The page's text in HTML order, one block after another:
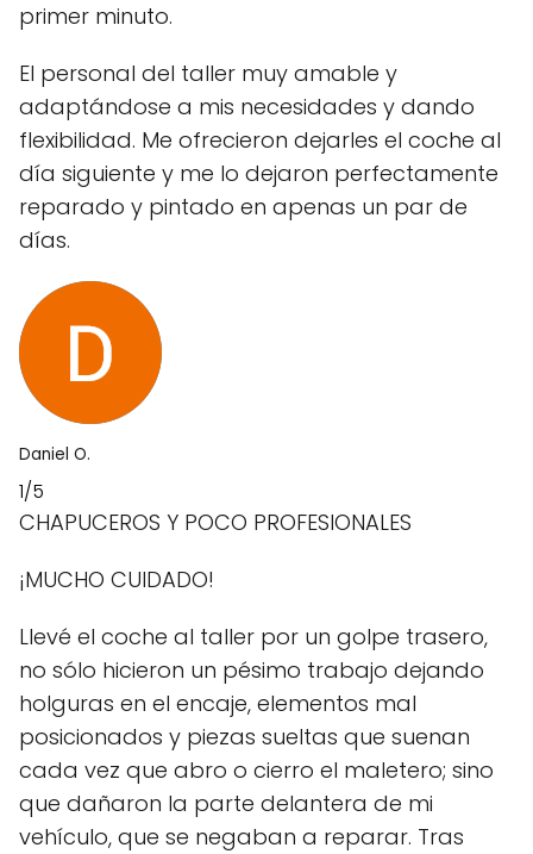
primer minuto.
El personal del taller muy amable y
adaptándose a mis necesidades y dando
flexibilidad. Me ofrecieron dejarles el coche al
día siguiente y me lo dejaron perfectamente
reparado y pintado en apenas un par de
días.
Daniel O.
1/5
CHAPUCEROS Y POCO PROFESIONALES
¡MUCHO CUIDADO!
Llevé el coche al taller por un golpe trasero,
no sólo hicieron un pésimo trabajo dejando
holguras en el encaje, elementos mal
posicionados y piezas sueltas que suenan
cada vez que abro o cierro el maletero; sino
que dañaron la parte delantera de mi
vehículo, que se negaban a reparar. Tras